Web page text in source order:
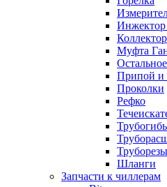
Инжектор
Муфта
Остальное
Припой и
Проколки
Рефко
Труборезы
Шланги
Запчасти к чиллерам